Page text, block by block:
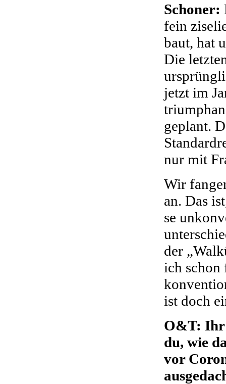
Schoner:
fein
baut, hat
Die
jetzt im
geplant.
nur mit
Wir
an. Das
se
der
ich schon
ist doch
O&T: Ihr
du, wie
vor